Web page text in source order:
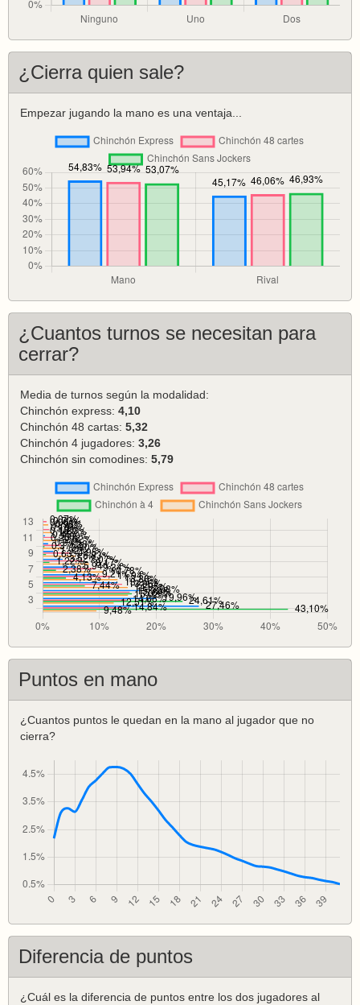
¿Cierra quien sale?
Empezar jugando la mano es una ventaja...
¿Cuantos turnos se necesitan para
cerrar?
Media de turnos según la modalidad:
Chinchón express: 4,10
Chinchón 48 cartas: 5,32
Chinchón 4 jugadores: 3,26
Chinchón sin comodines: 5,79
Puntos en mano
¿Cuantos puntos le quedan en la mano al jugador que no
cierra?
Diferencia de puntos
¿Cuál es la diferencia de puntos entre los dos jugadores al